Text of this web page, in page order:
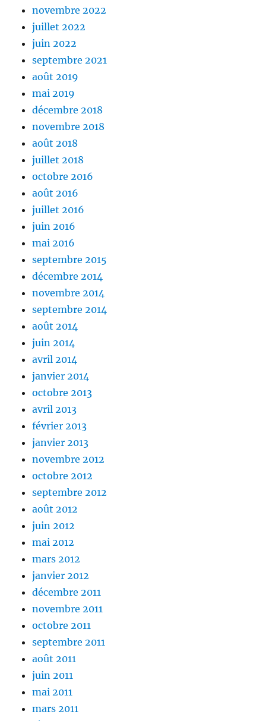
novembre 2022
juillet 2022
juin 2022
septembre 2021
août 2019
mai 2019
décembre 2018
novembre 2018
août 2018
juillet 2018
octobre 2016
août 2016
juillet 2016
juin 2016
mai 2016
septembre 2015
décembre 2014
novembre 2014
septembre 2014
août 2014
juin 2014
avril 2014
janvier 2014
octobre 2013
avril 2013
février 2013
janvier 2013
novembre 2012
octobre 2012
septembre 2012
août 2012
juin 2012
mai 2012
mars 2012
janvier 2012
décembre 2011
novembre 2011
octobre 2011
septembre 2011
août 2011
juin 2011
mai 2011
mars 2011